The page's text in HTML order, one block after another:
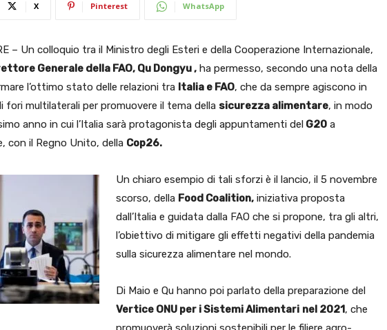
X Pinterest WhatsApp
– Un colloquio tra il Ministro degli Esteri e della Cooperazione Internazionale,
Generale della FAO, Qu Dongyu , ha permesso, secondo una nota della
l’ottimo stato delle relazioni tra Italia e FAO, che da sempre agiscono in
fori multilaterali per promuovere il tema della sicurezza alimentare, in modo
anno in cui l’Italia sarà protagonista degli appuntamenti del G20 a
con il Regno Unito, della Cop26.
Un chiaro esempio di tali sforzi è il lancio, il 5 novembre
scorso, della Food Coalition, iniziativa proposta
dall’Italia e guidata dalla FAO che si propone, tra gli altri,
l’obiettivo di mitigare gli effetti negativi della pandemia
sulla sicurezza alimentare nel mondo.
Di Maio e Qu hanno poi parlato della preparazione del
Vertice ONU per i Sistemi Alimentari nel 2021, che